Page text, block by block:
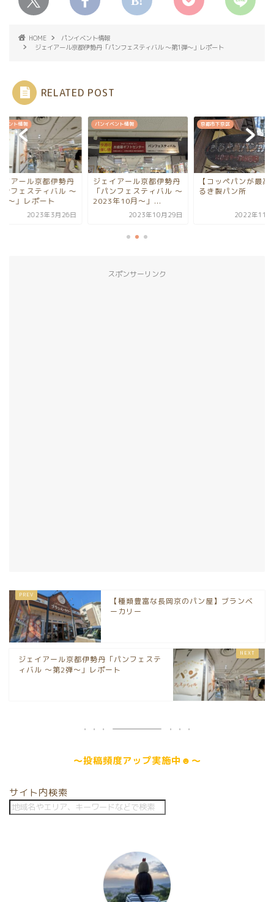
HOME
パンイベント情報
ジェイアール京都伊勢丹「パンフェスティバル ～第1弾～」レポート
RELATED POST
ベント情報
イアール京都伊勢丹
ンフェスティバル ～
年10月～」...
2023年10月29日
京都市下京区
【コッペパンが最高】ま
るき製パン所
2022年11月26日
パンイベント情報
ジェイアール京都伊
「パンフェスティバ
2023年3
スポンサーリンク
【種類豊富な長岡京のパン屋】ブランベ
ーカリー
ジェイアール京都伊勢丹「パンフェステ
ィバル ～第2弾～」レポート
～投稿頻度アップ実施中☻～
サイト内検索